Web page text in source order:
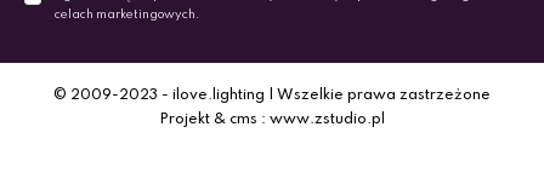
celach marketingowych.
© 2009-2023 - ilove.lighting | Wszelkie prawa zastrzeżone
Projekt & cms : www.zstudio.pl